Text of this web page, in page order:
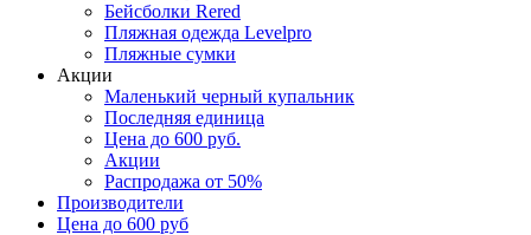
Бейсболки Rered
Пляжная одежда Levelpro
Пляжные сумки
Акции
Маленький черный купальник
Последняя единица
Цена до 600 руб.
Акции
Распродажа от 50%
Производители
Цена до 600 руб